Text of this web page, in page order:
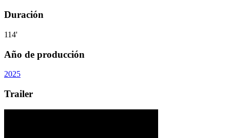
Duración
114'
Año de producción
2025
Trailer